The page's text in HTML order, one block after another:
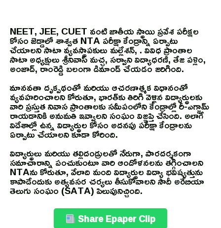
NEET, JEE, CUET వంటి జాతీయ స్థాయి ప్రవేశ పరీక్షల
కోసం జెడ్డాలో శాశ్వత NTA పరీక్షా కేంద్రాన్ని ఏర్పాటు
చేయాలని సాటా వ్యవస్థాపకులు మల్లేశన్, . వివిధ ప్రాంతాల
సాటా అధ్యక్షులు శ్రీనివాస్ మచ్చ, సర్వాని విద్యాధరణి, తేజ పళ్లెం,
అంజాద్, రాంరెడ్డి బలంగా డిమాండ్ చేయడం జరిగింది.
మానవతా దృక్పథంతో మరియు ఆచరణాత్మక విధానంతో
వ్యవహరించాలని కోరుతూ, భారత్‌కు తిరిగి వెళ్లిన విద్యార్థులకు
వారి ప్రస్తుత నివాస ప్రాంతాలకు సమీపంలోని కేంద్రాల్లో రీ-ఎగ్జామ్
రాయడానికి అనుమతి ఇవ్వాలని సంఘం విజ్ఞప్తి చేసింది. అలాగే
విదేశాల్లో ఉన్న విద్యార్థుల కోసం అదనపు పరీక్షా కేంద్రాలను
ఏర్పాటు చేయాలని కూడా కోరింది.
విద్యార్థులు మరియు తల్లిదండ్రులతో నేరుగా, పారదర్శకంగా
సమాచారాన్ని పంచుకుంటూ వారి ఆందోళనలను తగ్గించాలని
NTAను కోరుతూ, వేలాది మంది విద్యార్థుల విద్యా భవిష్యత్తును
కాపాడేందుకు అత్యవసర చర్యలు తీసుకోవాలని సౌదీ అరేబియా
తెలుగు సంఘం (SATA) పిలుపునిచ్చింది.
Share Epaper Clip